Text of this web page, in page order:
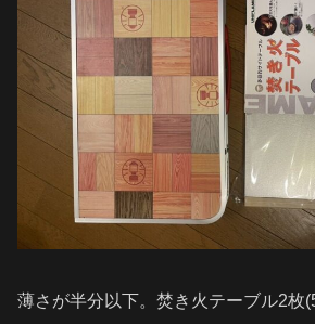
薄さが半分以下。焚き火テーブル2枚